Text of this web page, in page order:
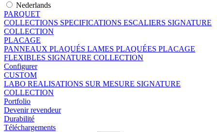
Nederlands
PARQUET
COLLECTIONS SPECIFICATIONS ESCALIERS SIGNATURE
COLLECTION
PLACAGE
PANNEAUX PLAQUÉS LAMES PLAQUÉES PLACAGE
FLEXIBLES SIGNATURE COLLECTION
Configurer
CUSTOM
LABO REALISATIONS SUR MESURE SIGNATURE
COLLECTION
Portfolio
Devenir revendeur
Durabilité
Téléchargements